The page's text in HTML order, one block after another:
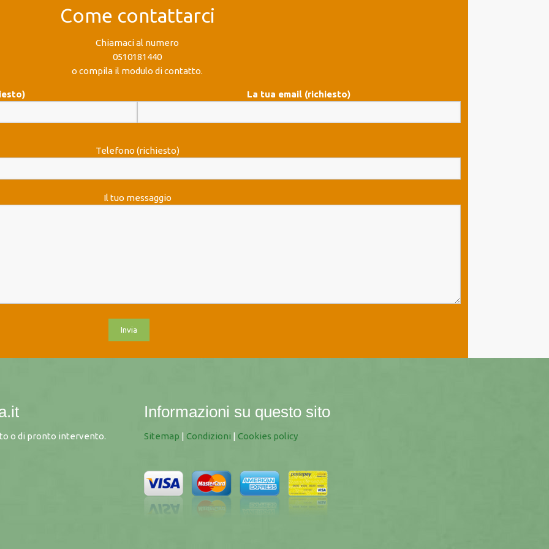
Come contattarci
Chiamaci al numero
0510181440
o compila il modulo di contatto.
La tua email (richiesto)
Telefono (richiesto)
Il tuo messaggio
o di pronto intervento.
Informazioni su questo sito
Sitemap | Condizioni | Cookies policy